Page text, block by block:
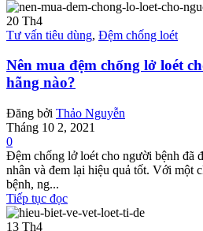
20 Th4
Tư vấn tiêu dùng, Đệm chống loét
Nên mua đệm chống lở loét
hãng nào?
Đăng bởi Thảo Nguyễn
Tháng 10 2, 2021
0
Đệm chống lở loét cho người bệnh đã
nhân và đem lại hiệu quả tốt. Với một
bệnh, ng...
Tiếp tục đọc
13 Th4